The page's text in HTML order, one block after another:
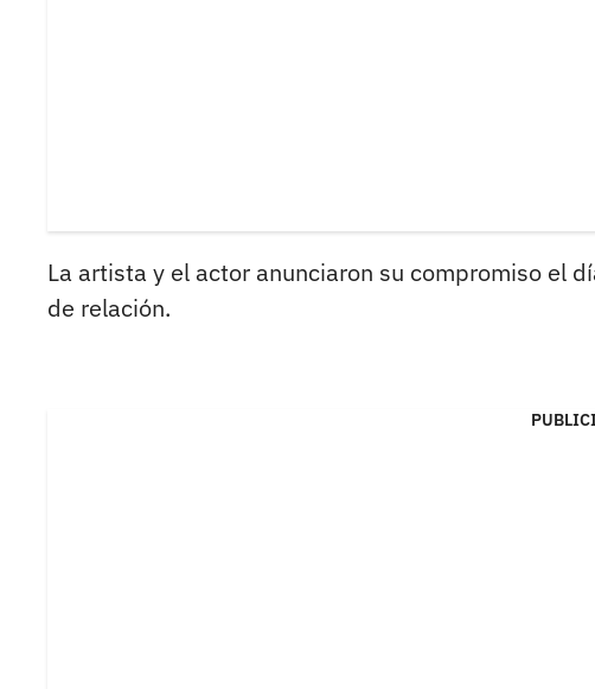
La artista y el actor anunciaron su compromiso el
de relación.